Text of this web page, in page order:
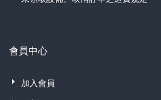
會員中心
加入會員